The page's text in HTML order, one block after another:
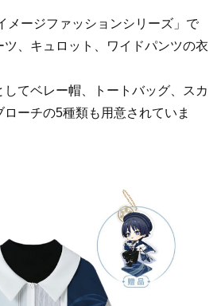
メージファッションシリーズ」で
、キュロット、ワイドパンツの衣
してベレー帽、トートバッグ、スカ
ーチの5種類も用意されていま